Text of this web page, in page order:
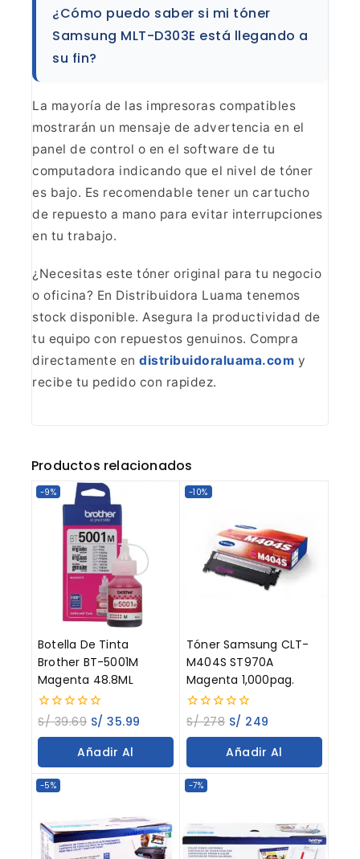
¿Cómo puedo saber si mi tóner
Samsung MLT-D303E está llegando a
su fin?
La mayoría de las impresoras compatibles
mostrarán un mensaje de advertencia en el
panel de control o en el software de tu
computadora indicando que el nivel de tóner
es bajo. Es recomendable tener un cartucho
de repuesto a mano para evitar interrupciones
en tu trabajo.
¿Necesitas este tóner original para tu negocio
o oficina? En Distribuidora Luama tenemos
stock disponible. Asegura la productividad de
tu equipo con repuestos genuinos. Compra
directamente en distribuidoraluama.com y
recibe tu pedido con rapidez.
Productos relacionados
-9%
Botella De Tinta
Brother BT-5001M
Magenta 48.8ML
0
out
of
S/39.69 S/ 35.99
Añadir Al
-10%
Tóner Samsung CLT-
M404S ST970A
Magenta 1,000pag.
0
out
of
S/278 S/ 249
Añadir Al
-5% -7%